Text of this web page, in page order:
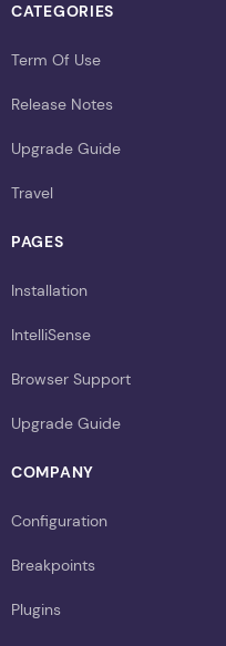
CATEGORIES
Term Of Use
Release Notes
Upgrade Guide
Travel
PAGES
Installation
IntelliSense
Browser Support
Upgrade Guide
COMPANY
Configuration
Breakpoints
Plugins